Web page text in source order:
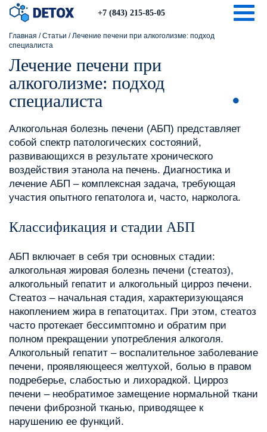
+7 (843) 215-85-05
Главная /Статьи /Лечение печени при алкоголизме: подход
специалиста
Лечение печени при
алкоголизме: подход
специалиста
Алкогольная болезнь печени (АБП) представляет
собой спектр патологических состояний,
развивающихся в результате хронического
воздействия этанола на печень. Диагностика и
лечение АБП – комплексная задача, требующая
участия опытного гепатолога и, часто, нарколога.
Классификация и стадии АБП
АБП включает в себя три основных стадии:
алкогольная жировая болезнь печени (стеатоз),
алкогольный гепатит и алкогольный цирроз печени.
Стеатоз – начальная стадия, характеризующаяся
накоплением жира в гепатоцитах. При этом, стеатоз
часто протекает бессимптомно и обратим при
полном прекращении употребления алкоголя.
Алкогольный гепатит – воспалительное заболевание
печени, проявляющееся желтухой, болью в правом
подреберье, слабостью и лихорадкой. Цирроз
печени – необратимое замещение нормальной ткани
печени фиброзной тканью, приводящее к
нарушению ее функций.